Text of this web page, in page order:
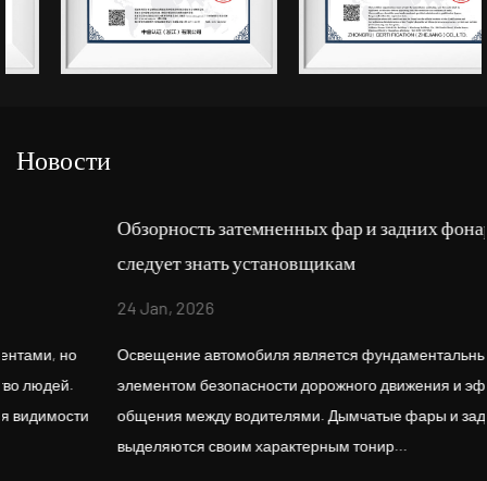
Новости
Обзорность затемненных фар и задних фонарей: что
следует знать установщикам
Освещение автомобиля является фундаментальным
элементом безопасности дорожного движения и эффективного
общения между водителями. Дымчатые фары и задние фонари
выделяются своим характерным тонир...